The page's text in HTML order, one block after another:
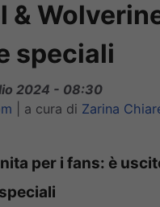
&
speciali
2024 - 08:30
a cura di Zarina
per i fans: è